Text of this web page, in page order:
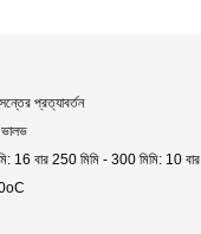
প্রত্যাবর্তন
ভালভ
16 বার 250 মিমি - 300 মিমি: 10 বার